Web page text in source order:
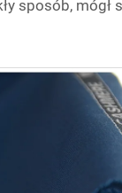
sposób,